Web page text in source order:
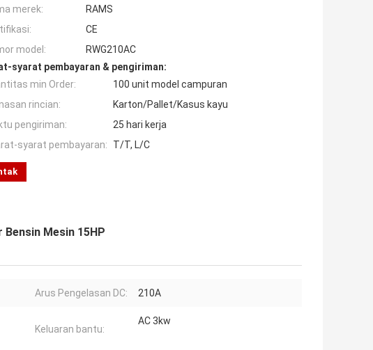
merek:
RAMS
CE
model:
RWG210AC
syarat pembayaran & pengiriman:
min Order:
100 unit model campuran
rincian:
Karton/Pallet/Kasus kayu
pengiriman:
25 hari kerja
syarat pembayaran:
T/T, L/C
Bensin Mesin 15HP
Arus Pengelasan DC: 210A
Keluaran bantu:
AC 3kw